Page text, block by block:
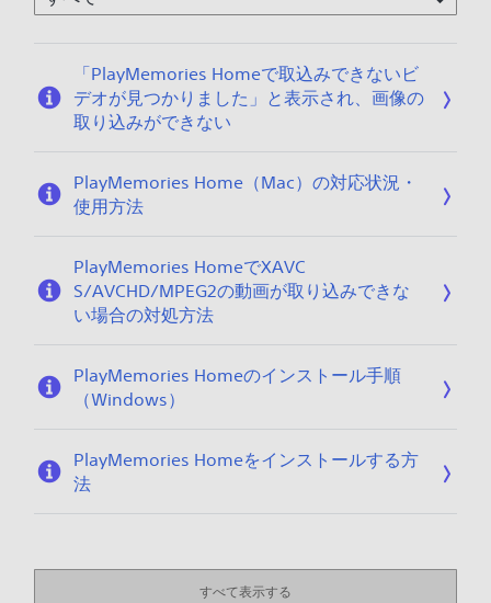
「PlayMemories Homeで取込みできないビ
デオが見つかりました」と表示され、画像の
取り込みができない
PlayMemories Home（Mac）の対応状況・
使用方法
PlayMemories HomeでXAVC
S/AVCHD/MPEG2の動画が取り込みできな
い場合の対処方法
PlayMemories Homeのインストール手順
（Windows）
PlayMemories Homeをインストールする方
法
すべて表示する